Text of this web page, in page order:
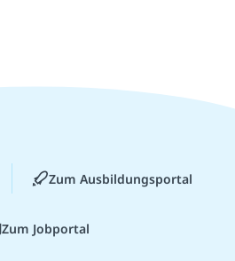
Zum Ausbildungsportal
Zum Jobportal